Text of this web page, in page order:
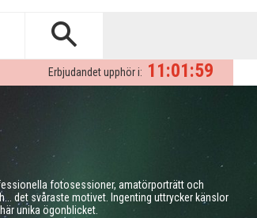
11:01:58
Erbjudandet upphör i:
fotosessioner, amatörporträtt och
det svåraste motivet. Ingenting uttrycker känslor
unika ögonblicket.